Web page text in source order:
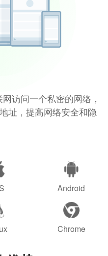
访问一个私密的网络，
址，提高网络安全和隐
Android
Chrome